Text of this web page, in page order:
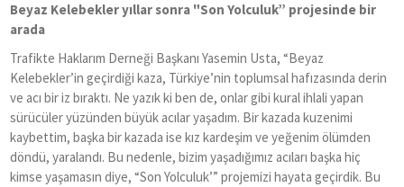
Beyaz Kelebekler yıllar sonra "Son Yolculuk” projesinde bir
arada
Trafikte Haklarım Derneği Başkanı Yasemin Usta,“Beyaz
Kelebekler’in geçirdiği kaza, Türkiye’nin toplumsal hafızasında derin
ve acı bir iz bıraktı. Ne yazık ki ben de, onlar gibi kural ihlali yapan
sürücüler yüzünden büyük acılar yaşadım. Bir kazada kuzenimi
kaybettim, başka bir kazada ise kız kardeşim ve yeğenim ölümden
döndü, yaralandı. Bu nedenle, bizim yaşadığımız acıları başka hiç
kimse yaşamasın diye,“Son Yolculuk’” projemizi hayata geçirdik. Bu